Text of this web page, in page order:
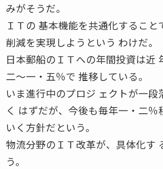
みがそうだ。
ＩＴの 基本機能を共通化すること
削減を実現しようという わけだ。
日本郵船のＩＴへの年間投資は近
二〜一・五％で 推移している。
いま進行中のプロジ ェクトが一段
く はずだが、今後も毎年一・二％
いく方針だという。
物流分野のＩＴ改革が、具体化す
う。